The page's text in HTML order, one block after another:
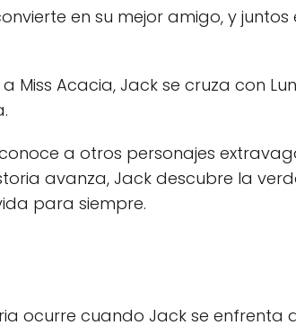
en su mejor amigo, y
Miss Acacia, Jack se cruza con
a otros personajes
avanza, Jack descubre la
para siempre.
ocurre cuando Jack se enfrenta